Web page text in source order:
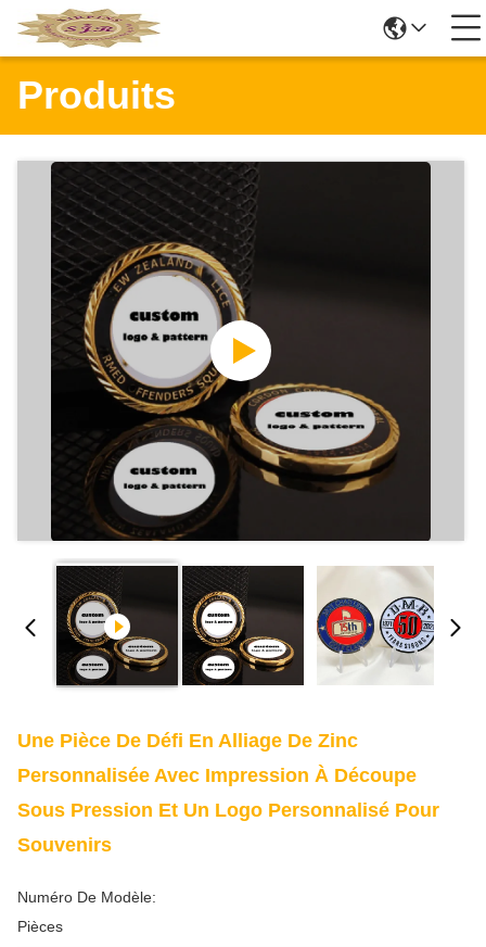
Produits
Une Pièce De Défi En Alliage De Zinc
Personnalisée Avec Impression À Découpe
Sous Pression Et Un Logo Personnalisé Pour
Souvenirs
Numéro De Modèle:
Pièces